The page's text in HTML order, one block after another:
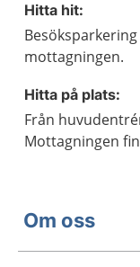
Hitta hit:
mottagningen.
Hitta på plats:
Från
Mottagningen
Om oss